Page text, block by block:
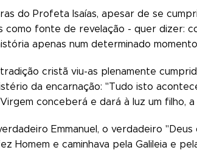
do Profeta Isaías, apesar de se
como fonte de revelação - quer dizer:
apenas num determinado
cristã viu-as plenamente
da encarnação: "Tudo isto
conceberá e dará à luz um filho,
Emmanuel, o verdadeiro
Homem e caminhava pela Galileia e